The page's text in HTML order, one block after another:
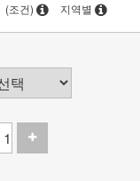
(조건) 지역별